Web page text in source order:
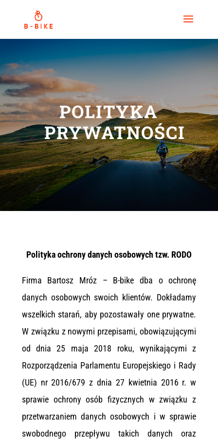
POLITYKA
PRYWATNOŚCI
Polityka ochrony danych osobowych tzw. RODO
Firma Bartosz Mróz – B-bike dba o ochronę
danych osobowych swoich klientów. Dokładamy
wszelkich starań, aby pozostawały one prywatne.
W związku z nowymi przepisami, obowiązującymi
od dnia 25 maja 2018 roku, wynikającymi z
Rozporządzenia Parlamentu Europejskiego i Rady
(UE) nr 2016/679 z dnia 27 kwietnia 2016 r. w
sprawie ochrony osób fizycznych w związku z
przetwarzaniem danych osobowych i w sprawie
swobodnego przepływu takich danych oraz